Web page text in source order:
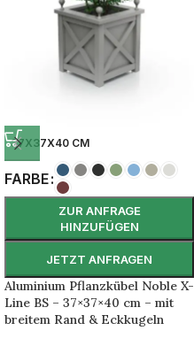
37X37X40 CM
FARBE
ZUR ANFRAGE
HINZUFÜGEN
JETZT ANFRAGEN
Aluminium Pflanzkübel Noble X-
Line BS – 37×37×40 cm – mit
breitem Rand & Eckkugeln